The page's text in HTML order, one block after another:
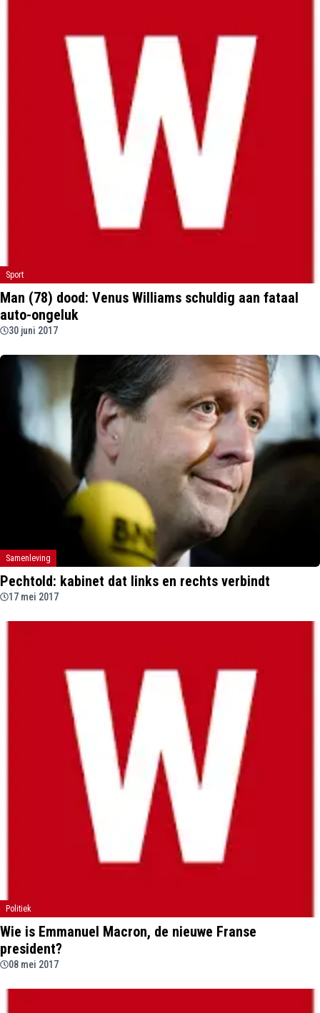
Sport
Man (78) dood: Venus Williams schuldig aan fataal
auto-ongeluk
30 juni 2017
Samenleving
Pechtold: kabinet dat links en rechts verbindt
17 mei 2017
Politiek
Wie is Emmanuel Macron, de nieuwe Franse
president?
08 mei 2017